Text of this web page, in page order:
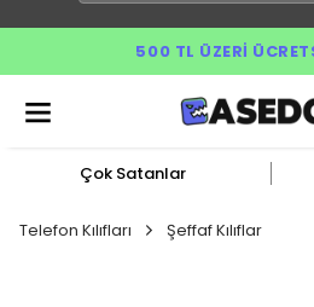
500 TL ÜZERI
Çok Satanlar
Telefon Kılıfları Şeffaf Kılıflar